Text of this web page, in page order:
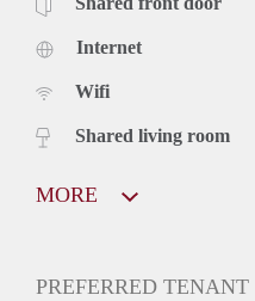
Internet
Wifi
Shared living room
MORE
PREFERRED TENANT